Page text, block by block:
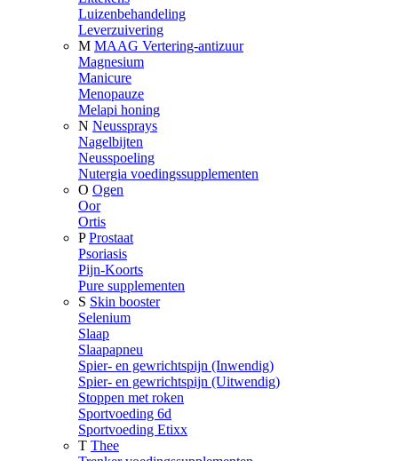
Luizenbehandeling
Leverzuivering
M MAAG Vertering-antizuur
Magnesium
Manicure
Menopauze
Melapi honing
N Neussprays
Nagelbijten
Neusspoeling
Nutergia voedingssupplementen
O Ogen
Oor
Ortis
P Prostaat
Psoriasis
Pijn-Koorts
Pure supplementen
S Skin booster
Selenium
Slaap
Slaapapneu
Spier- en gewrichtspijn (Inwendig)
Spier- en gewrichtspijn (Uitwendig)
Stoppen met roken
Sportvoeding 6d
Sportvoeding Etixx
T Thee